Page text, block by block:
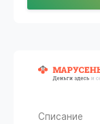
Списание